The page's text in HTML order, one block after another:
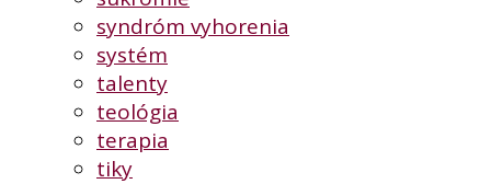
syndróm vyhorenia
systém
talenty
teológia
terapia
tiky